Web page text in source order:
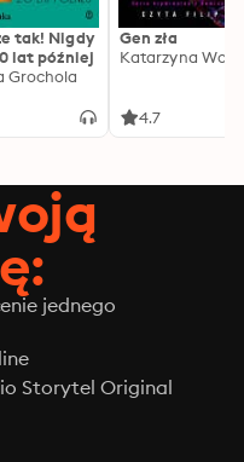
tak! Nigdy
lat później
Grochola
Gen zła
Katarzyna
4.7
jednego
Storytel Original